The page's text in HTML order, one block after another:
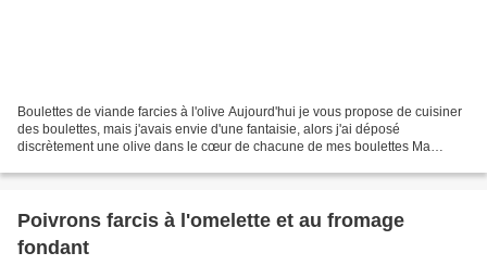
Boulettes de viande farcies à l'olive Aujourd'hui je vous propose de cuisiner
des boulettes, mais j'avais envie d'une fantaisie, alors j'ai déposé
discrètement une olive dans le cœur de chacune de mes boulettes Ma
Poivrons farcis à l'omelette et au fromage
fondant